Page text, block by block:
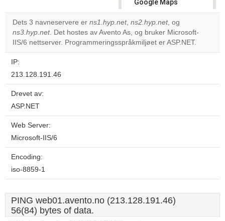
Google Maps
correctly.
Do you
own this
OK
Dets 3 navneservere er ns1.hyp.net, ns2.hyp.net, og
ns3.hyp.net. Det hostes av Avento As, og bruker Microsoft-
IIS/6 nettserver. Programmeringsspråkmiljøet er ASP.NET.
IP:
213.128.191.46
Drevet av:
ASP.NET
Web Server:
Microsoft-IIS/6
Encoding:
iso-8859-1
PING web01.avento.no (213.128.191.46)
56(84) bytes of data.